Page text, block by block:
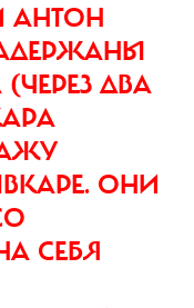
АНТОН
(ЧЕРЕЗ ДВА
ОНИ
СЕБЯ